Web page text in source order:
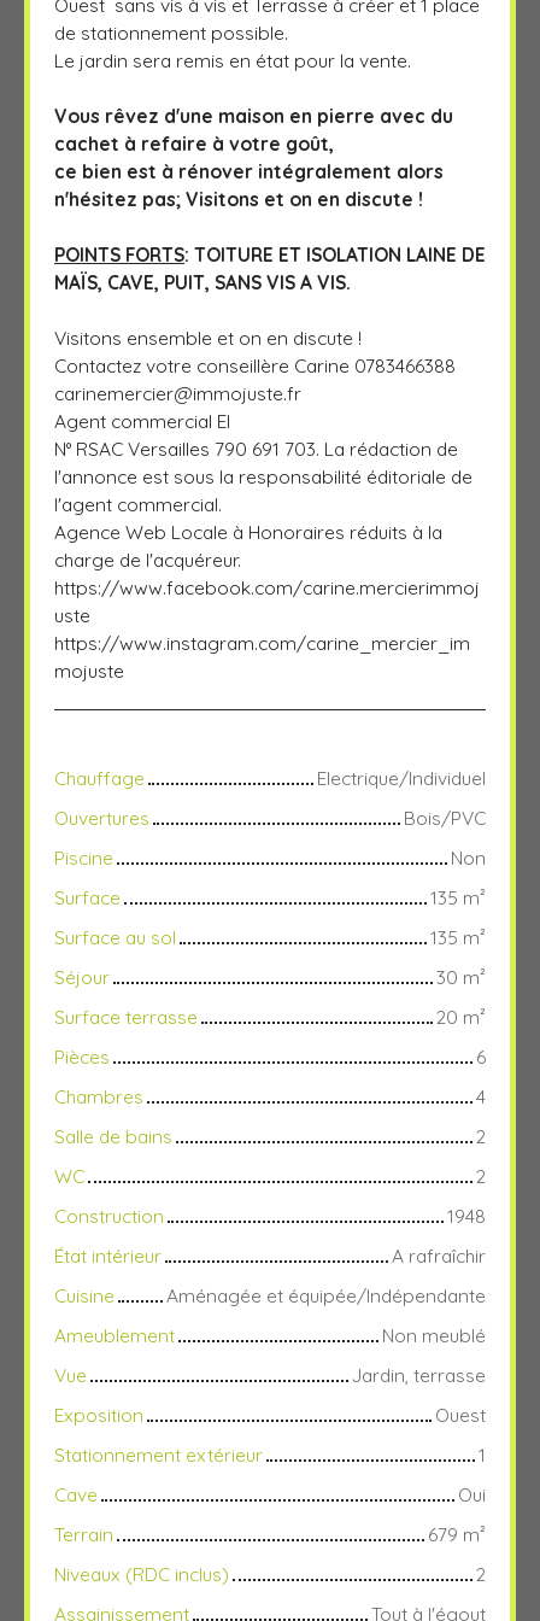
de stationnement possible.
Le jardin sera remis en état pour la vente.
Vous rêvez d'une maison en pierre avec du
cachet à refaire à votre goût,
ce bien est à rénover intégralement alors
n'hésitez pas; Visitons et on en discute !
POINTS FORTS: TOITURE ET ISOLATION LAINE DE
MAÏS, CAVE, PUIT, SANS VIS A VIS.
Visitons ensemble et on en discute !
Contactez votre conseillère Carine 0783466388
carinemercier@immojuste.fr
Agent commercial EI
N° RSAC Versailles 790 691 703. La rédaction de
l'annonce est sous la responsabilité éditoriale de
l'agent commercial.
Agence Web Locale à Honoraires réduits à la
charge de l'acquéreur.
https://www.facebook.com/carine.mercierimmoj
uste
https://www.instagram.com/carine_mercier_im
mojuste
Chauffage
Electrique/Individuel
Ouvertures
Bois/PVC
Piscine
Non
Surface
135 m²
Surface au sol
135 m²
Séjour
30 m²
Surface terrasse
20 m²
Pièces
6
Chambres
4
Salle de bains
2
WC
2
Construction
1948
État intérieur
A rafraîchir
Cuisine
Aménagée et équipée/Indépendante
Ameublement
Non meublé
Vue
Jardin, terrasse
Exposition
Ouest
Stationnement extérieur
1
Cave
Oui
Terrain
679 m²
Niveaux (RDC inclus)
2
Assainissement
Tout à l'égout